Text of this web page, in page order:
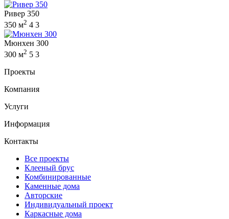
Ривер 350
350 м2 4 3
Мюнхен 300
300 м2 5 3
Проекты
Компания
Услуги
Информация
Контакты
Все проекты
Клееный брус
Комбинированные
Каменные дома
Авторские
Индивидуальный проект
Каркасные дома